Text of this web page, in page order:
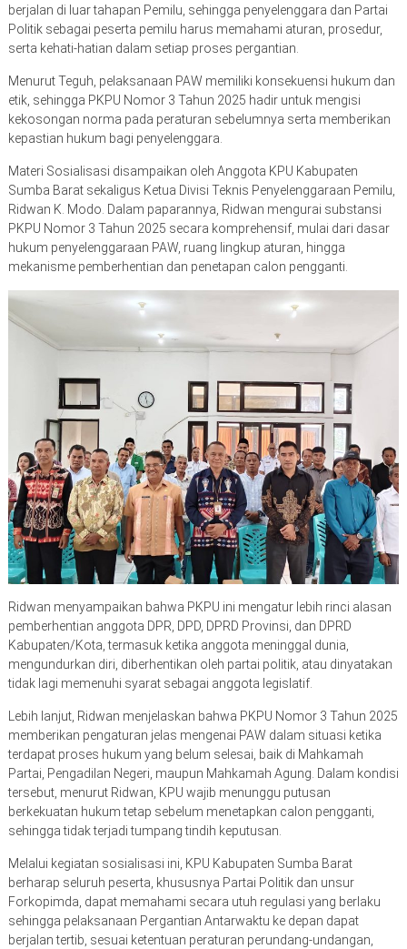
berjalan di luar tahapan Pemilu, sehingga penyelenggara dan Partai
Politik sebagai peserta pemilu harus memahami aturan, prosedur,
serta kehati-hatian dalam setiap proses pergantian.
Menurut Teguh, pelaksanaan PAW memiliki konsekuensi hukum dan
etik, sehingga PKPU Nomor 3 Tahun 2025 hadir untuk mengisi
kekosongan norma pada peraturan sebelumnya serta memberikan
kepastian hukum bagi penyelenggara.
Materi Sosialisasi disampaikan oleh Anggota KPU Kabupaten
Sumba Barat sekaligus Ketua Divisi Teknis Penyelenggaraan Pemilu,
Ridwan K. Modo. Dalam paparannya, Ridwan mengurai substansi
PKPU Nomor 3 Tahun 2025 secara komprehensif, mulai dari dasar
hukum penyelenggaraan PAW, ruang lingkup aturan, hingga
mekanisme pemberhentian dan penetapan calon pengganti.
Ridwan menyampaikan bahwa PKPU ini mengatur lebih rinci alasan
pemberhentian anggota DPR, DPD, DPRD Provinsi, dan DPRD
Kabupaten/Kota, termasuk ketika anggota meninggal dunia,
mengundurkan diri, diberhentikan oleh partai politik, atau dinyatakan
tidak lagi memenuhi syarat sebagai anggota legislatif.
Lebih lanjut, Ridwan menjelaskan bahwa PKPU Nomor 3 Tahun 2025
memberikan pengaturan jelas mengenai PAW dalam situasi ketika
terdapat proses hukum yang belum selesai, baik di Mahkamah
Partai, Pengadilan Negeri, maupun Mahkamah Agung. Dalam kondisi
tersebut, menurut Ridwan, KPU wajib menunggu putusan
berkekuatan hukum tetap sebelum menetapkan calon pengganti,
sehingga tidak terjadi tumpang tindih keputusan.
Melalui kegiatan sosialisasi ini, KPU Kabupaten Sumba Barat
berharap seluruh peserta, khususnya Partai Politik dan unsur
Forkopimda, dapat memahami secara utuh regulasi yang berlaku
sehingga pelaksanaan Pergantian Antarwaktu ke depan dapat
berjalan tertib, sesuai ketentuan peraturan perundang-undangan,